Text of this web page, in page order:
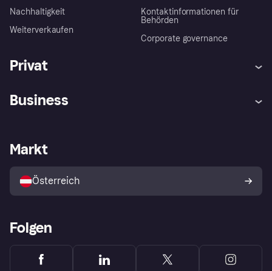
Nachhaltigkeit
Weiterverkaufen
Kontaktinformationen für
Behörden
Corporate governance
Privat
Shops entdecken
Business
Händlerportal
Markt
Österreich
Folgen